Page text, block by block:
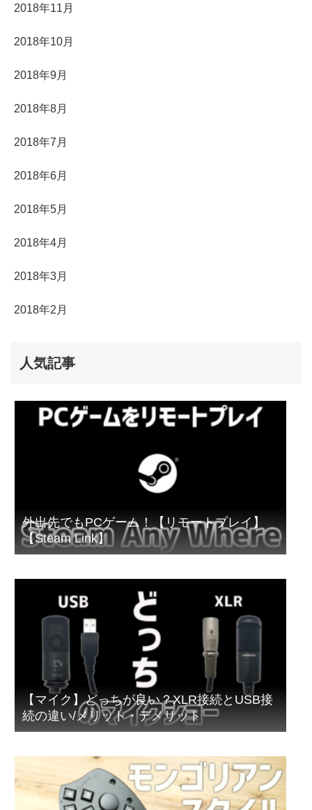
2018年11月
2018年10月
2018年9月
2018年8月
2018年7月
2018年6月
2018年5月
2018年4月
2018年3月
2018年2月
人気記事
外出先でもPCゲーム！【リモートプレイ】
【Steam Link】
【マイク】どっちが良い？XLR接続とUSB接
続の違い/メリット・デメリット